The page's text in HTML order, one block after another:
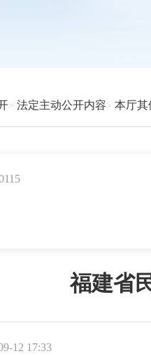
法定主动公开内容 本厅其
福建省
12 17:33